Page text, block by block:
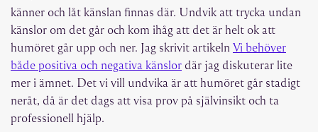
känner och låt känslan finnas där. Undvik att trycka undan
känslor om det går och kom ihåg att det är helt ok att
humöret går upp och ner. Jag skrivit artikeln Vi behöver
både positiva och negativa känslor där jag diskuterar lite
mer i ämnet. Det vi vill undvika är att humöret går stadigt
neråt, då är det dags att visa prov på självinsikt och ta
professionell hjälp.